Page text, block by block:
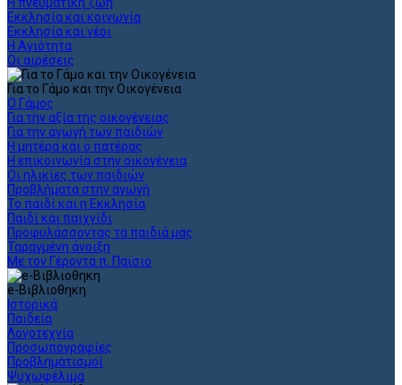
Εκκλησία και κοινωνία
Εκκλησία και νέοι
Η Αγιότητα
Οι αιρέσεις
Για το Γάμο και την Οικογένεια
Ο Γάμος
Για την αξία της οικογένειας
Για την αγωγή των παιδιών
Η μητέρα και ο πατέρας
Η επικοινωνία στην οικογένεια
Οι ηλικίες των παιδιών
Προβλήματα στην αγωγή
Το παιδί και η Εκκλησία
Παιδί και παιχνίδι
Προφυλάσσοντας τα παιδιά μας
Ταραγμένη άνοιξη
Με τον Γέροντα π. Παϊσιο
e-Βιβλιοθηκη
Ιστορικά
Παιδεία
Λογοτεχνία
Προσωπογραφίες
Προβληματισμοί
Ψυχωφέλιμα